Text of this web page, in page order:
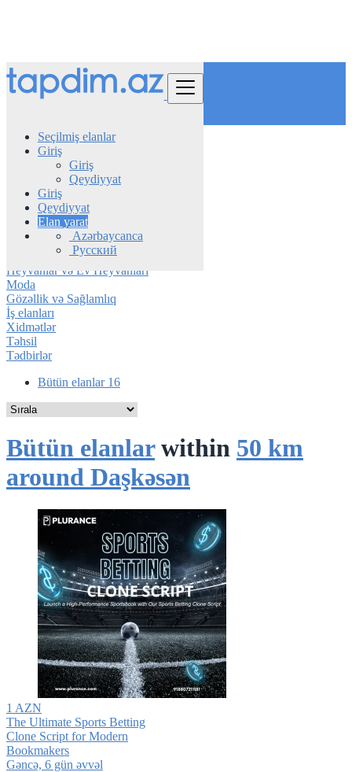
Seçilmiş elanlar
Giriş
Giriş
Qeydiyyat
Giriş
Qeydiyyat
Elan yarat
Azərbaycanca
Русский
Azerbaijan
Daşkǝsǝn
Avtomobil
Telefon & Planşet
Elektronika
Mebel & Məişət texnikası
Daşınmaz əmlak
Heyvanlar və Ev Heyvanları
Moda
Gözəllik və Sağlamlıq
İş elanları
Xidmətlər
Təhsil
Tədbirlər
Bütün elanlar 16
Bütün elanlarwithin 50 km
around Daşkǝsǝn
1 AZN
The Ultimate Sports Betting
Clone Script for Modern
Bookmakers
Gǝncǝ, 6 gün əvvəl